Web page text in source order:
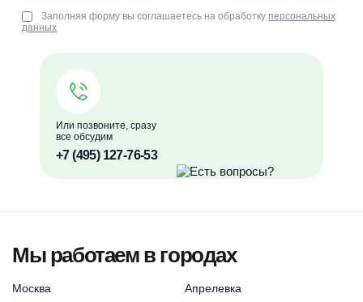
Или позвоните, сразу
все обсудим
+7 (495) 127-76-53
Заполняя форму вы соглашаетесь на обработку персональных
данных
Мы работаем в городах
Москва
Апрелевка